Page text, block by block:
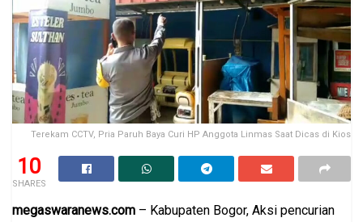
Terekam CCTV, Pria Paruh Baya Curi HP Anggota Linmas Saat Dicas di Kios
10
SHARES
megaswaranews.com – Kabupaten Bogor, Aksi pencurian